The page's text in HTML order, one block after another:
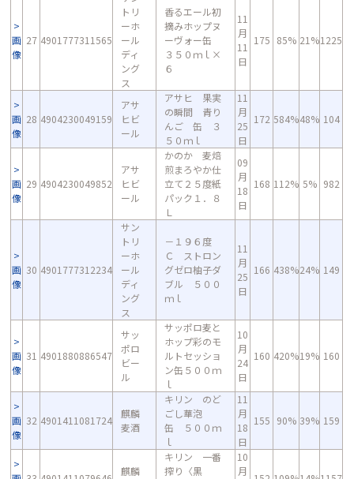
画
像
27 4901777311565
トリ
ーホ
ール
ディ
ング
ス
香るエール初
摘みホップヌ
ーヴォー缶
３５０ｍｌ×
６
11
月
11
日
175 85% 21%1225
画
像
28 4904230049159
アサ
ヒビ
ール
アサヒ 果実
の瞬間 青り
んご 缶 ３
５０ｍｌ
11
月
25
日
172 584%48% 104
画
像
29 4904230049852
アサ
ヒビ
ール
かのか 麦焙
煎まろやか仕
立て２５度紙
パック１．８
Ｌ
09
月
18
日
168 112% 5% 982
画
像
30 4901777312234
サン
トリ
ーホ
ール
ディ
ング
ス
－１９６度
Ｃ ストロン
グゼロ柚子ダ
ブル ５００
ｍｌ
11
月
25
日
166 438%24% 149
画
像
31 4901880886547
サッ
ポロ
ビー
ル
サッポロ麦と
ホップ彩のモ
ルトセッショ
ン缶５００ｍ
ｌ
10
月
24
日
160 420%19% 160
画
像
32 4901411081724
麒麟
麦酒
キリン のど
ごし華泡
缶 ５００ｍ
ｌ
11
月
18
日
155 90% 39% 159
麒麟
キリン 一番
搾り〈黒
10
月